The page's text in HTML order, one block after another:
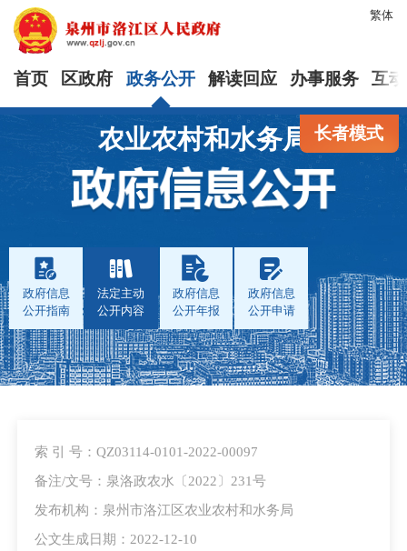
繁体
首页 区政府 政务公开 解读回应 办事服务 互
长者模式
农业农村和水务局
政府信息
公开指南
法定主动
公开内容
政府信息
公开年报
政府信息
公开申请
索 引 号：QZ03114-0101-2022-00097
备注/文号：泉洛政农水〔2022〕231号
发布机构：泉州市洛江区农业农村和水务局
公文生成日期：2022-12-10